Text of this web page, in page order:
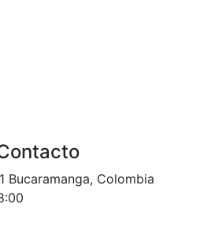
Bucaramanga, Colombia